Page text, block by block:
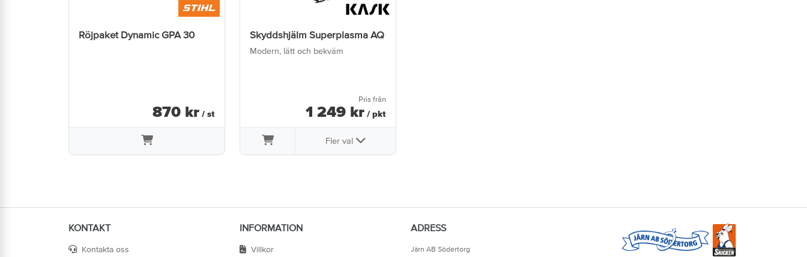
Röjpaket Dynamic GPA 30
870 kr / st
Skyddshjälm Superplasma AQ
Modern, lätt och bekväm
Pris från
1 249 kr / pkt
Fler val
KONTAKT
Kontakta oss
INFORMATION
Villkor
ADRESS
Järn AB Södertorg